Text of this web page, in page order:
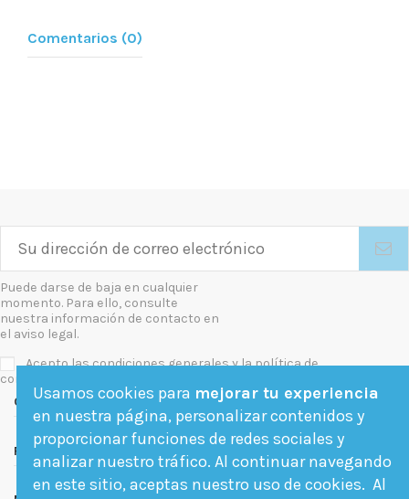
Comentarios (0)
Puede darse de baja en cualquier
momento. Para ello, consulte
nuestra información de contacto en
el aviso legal.
Acepto las condiciones generales y la política de
confidencialidad
Contact us
Follow us
Usamos cookies para mejorar tu experiencia
en nuestra página, personalizar contenidos y
proporcionar funciones de redes sociales y
analizar nuestro tráfico. Al continuar navegando
en este sitio, aceptas nuestro uso de cookies. Al